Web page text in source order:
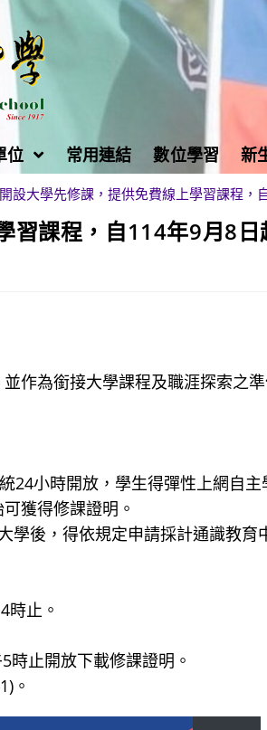
位 常用連結 數位學習 新
設大學先修課，提供免費線上學習課程，
習課程，自114年9月8日
作為銜接大學課程及職涯探索之
24小時開放，學生得彈性上網自
獲得修課證明。
學後，得依規定申請採計通識教育
時止。
時止開放下載修課證明。
。